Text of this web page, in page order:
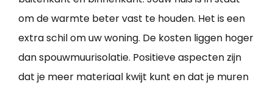
om de warmte beter vast te houden. Het is een
extra schil om uw woning. De kosten liggen hoger
dan spouwmuurisolatie. Positieve aspecten zijn
dat je meer materiaal kwijt kunt en dat je muren